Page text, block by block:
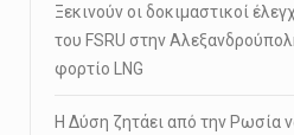
Ξεκινούν οι δοκιμαστικοί
του FSRU στην
φορτίο LNG
Η Δύση ζητάει από την Ρωσία